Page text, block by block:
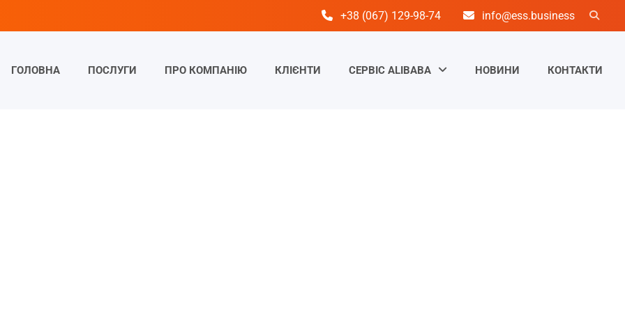
+38 (067) 129-98-74 info@ess.business
ГОЛОВНА ПОСЛУГИ ПРО КОМПАНІЮ КЛІЄНТИ СЕРВІС ALIBABA НОВИНИ КОНТАКТИ